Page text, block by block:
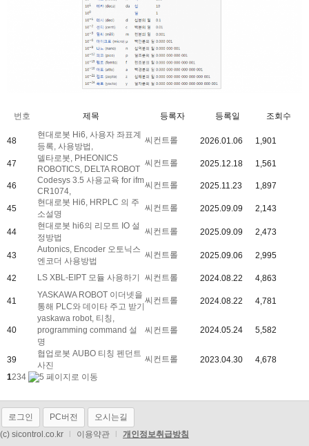
번호 제목 등록자 등록일 조회수
48
현대로봇 Hi6, 사용자 좌표계
등록, 사용방법,
씨컨트롤 2026.01.06 1,901
47
델타로봇, PHEONICS
ROBOTICS, DELTA ROBOT
씨컨트롤 2025.12.18 1,561
46
Codesys 3.5 사용교육 for ifm
CR1074,
씨컨트롤 2025.11.23 1,897
45
현대로봇 Hi6, HRPLC 의 주
소설명
씨컨트롤 2025.09.09 2,143
44
현대로봇 hi6의 리모트 IO 설
정방법
씨컨트롤 2025.09.09 2,473
43
Autonics, Encoder 오토닉스
엔코더 사용방법
씨컨트롤 2025.09.06 2,995
42 LS XBL-EIPT 모듈 사용하기 씨컨트롤 2024.08.22 4,863
41
YASKAWA ROBOT 이더넷을
통해 PLC와 데이타 주고 받기
씨컨트롤 2024.08.22 4,781
40
yaskawa robot, 티칭,
programming command 설
명
씨컨트롤 2024.05.24 5,582
39
협업로봇 AUBO 티칭 펜던트
사진
씨컨트롤 2023.04.30
4,678
1234
로그인 PC버전
오시는길
(c) sicontrol.co.kr
이용약관 개인정보취급방침